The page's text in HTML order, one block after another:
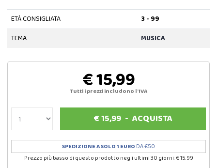
ETÀ CONSIGLIATA
3 - 99
TEMA
MUSICA
€ 15,99
Tutti i prezzi includono l'IVA
€15,99- ACQUISTA
SPEDIZIONE A SOLO 1 EURO DA €50
Prezzo più basso di questo prodotto negli ultimi 30 giorni: € 15.99